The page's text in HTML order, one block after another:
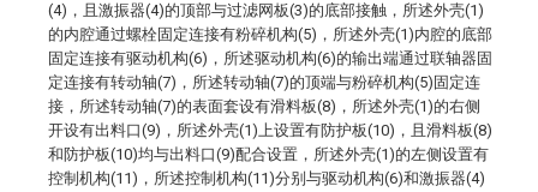
(4)，且激振器(4)的顶部与过滤网板(3)的底部接触，所述外壳(1)
的内腔通过螺栓固定连接有粉碎机构(5)，所述外壳(1)内腔的底部
固定连接有驱动机构(6)，所述驱动机构(6)的输出端通过联轴器固
定连接有转动轴(7)，所述转动轴(7)的顶端与粉碎机构(5)固定连
接，所述转动轴(7)的表面套设有滑料板(8)，所述外壳(1)的右侧
开设有出料口(9)，所述外壳(1)上设置有防护板(10)，且滑料板(8)
和防护板(10)均与出料口(9)配合设置，所述外壳(1)的左侧设置有
控制机构(11)，所述控制机构(11)分别与驱动机构(6)和激振器(4)